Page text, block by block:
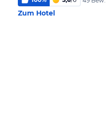
Zum Hotel